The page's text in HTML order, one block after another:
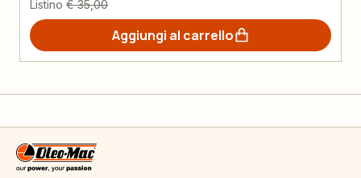
Listino € 35,00
Aggiungi al carrello